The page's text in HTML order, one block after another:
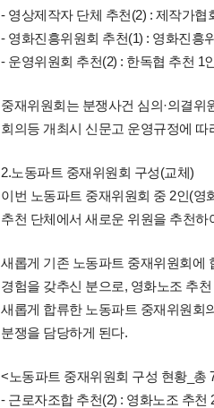
- 영상제작자 단체 추천(2) : 제작가협
- 영화진흥위원회 추천(1) : 영화진흥
- 운영위원회 추천(2) : 한독협 추천 1
중재위원회는 분쟁사건 심의·의결위
회의등 개최시 신문고 운영규정에
2.노동파트 중재위원회 구성(교체)
이번 노동파트 중재위원회 중 2인(영
추천 단체에서 새로운 위원을 추천
새롭게 기존 노동파트 중재위원회에
경험을 갖추신 분으로, 영화노조 추
새롭게 합류한 노동파트 중재위원회
분쟁을 담당하게 된다.
<노동파트 중재위원회 구성 현황_총
- 근로자조합 추천(2) : 영화노조 추천